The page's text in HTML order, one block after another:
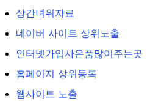
상간녀위자료
네이버 사이트 상위노출
인터넷가입사은품많이주는곳
홈페이지 상위등록
웹사이트 노출